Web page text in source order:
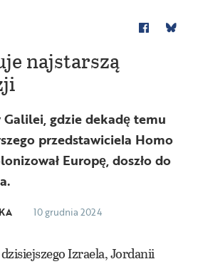
najstarszą
gdzie dekadę temu
przedstawiciela Homo
Europę, doszło do
10 grudnia 2024
Izraela, Jordanii